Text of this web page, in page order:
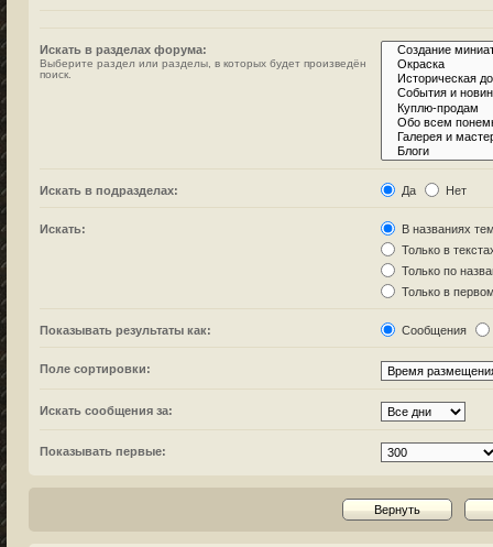
Искать в разделах форума:
Выберите раздел или разделы, в которых будет произведён
поиск.
Искать в подразделах: Да Нет
Искать:
В названиях
Только в
Только по
Только в
Показывать результаты как: Сообщения
Поле сортировки:
Искать сообщения за:
Показывать первые: